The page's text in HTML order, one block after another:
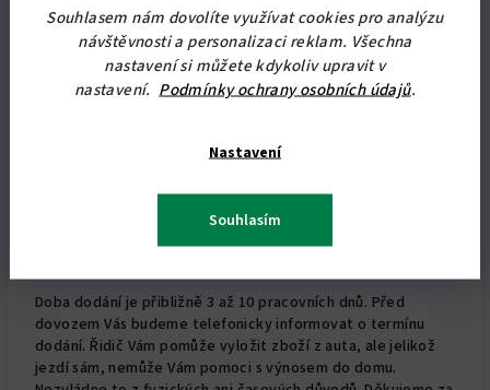
Souhlasem nám dovolíte využívat cookies pro analýzu
návštěvnosti a personalizaci reklam. Všechna
nastavení si můžete kdykoliv upravit v
nastavení. Podmínky ochrany osobních údajů.
Nastavení
Souhlasím
Prostěradlo si můžete dokoupitZDE
Postel je dodávána v balíku 200x140x40 cm + čelo.
Nábytek dodáváme s podrobným návodem na jeho
sestavení (naleznete také v souborech ke stažení).
Uvedená cena je konečná, včetně dopravy po celé ČR,
neplatíte nic navíc, platba hotově při dovozu, záruka
Doba dodání je přibližně 3 až 10 pracovních dnů. Před
dovozem Vás budeme telefonicky informovat o termínu
dodání. Řidič Vám pomůže vyložit zboží z auta, ale jelikož
jezdí sám, nemůže Vám pomoci s výnosem do domu.